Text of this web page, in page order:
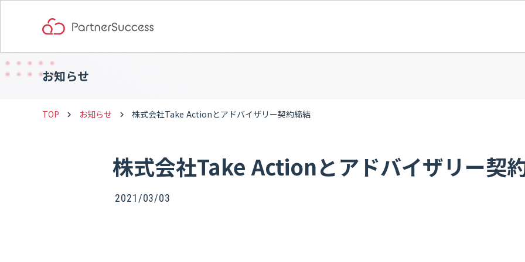
お知らせ
TOP keyboard_arrow_right お知らせ keyboard_arrow_right 株式会社Take Actionとアドバイザリー契約締結
株式会社Take Actionとアドバイザリー契
2021/03/03